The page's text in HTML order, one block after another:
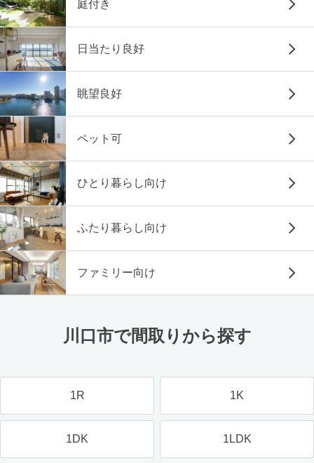
庭付き
日当たり良好
眺望良好
ペット可
ひとり暮らし向け
ふたり暮らし向け
ファミリー向け
川口市で間取りから探す
1R 1K
1DK 1LDK